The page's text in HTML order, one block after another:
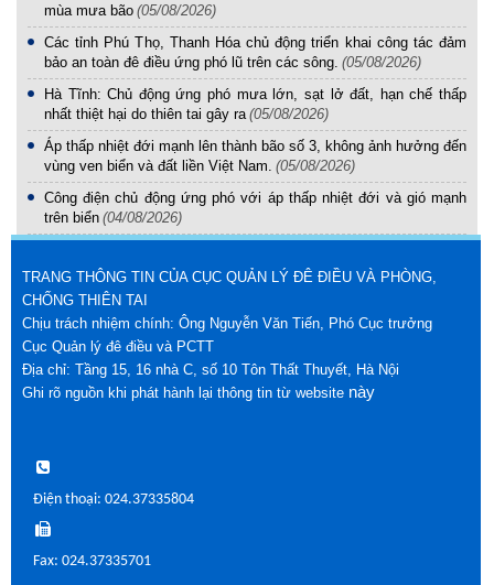
mùa mưa bão (05/08/2026)
Các tỉnh Phú Thọ, Thanh Hóa chủ động triển khai công tác đảm
bảo an toàn đê điều ứng phó lũ trên các sông. (05/08/2026)
Hà Tĩnh: Chủ động ứng phó mưa lớn, sạt lở đất, hạn chế thấp
nhất thiệt hại do thiên tai gây ra (05/08/2026)
Áp thấp nhiệt đới mạnh lên thành bão số 3, không ảnh hưởng đến
vùng ven biển và đất liền Việt Nam. (05/08/2026)
Công điện chủ động ứng phó với áp thấp nhiệt đới và gió mạnh
trên biển (04/08/2026)
TRANG THÔNG TIN CỦA CỤC QUẢN LÝ ĐÊ ĐIỀU VÀ PHÒNG,
CHỐNG THIÊN TAI
Chịu trách nhiệm chính: Ông Nguyễn Văn Tiến, Phó Cục trưởng
Cục Quản lý đê điều và PCTT
Địa chỉ: Tầng 15, 16 nhà C, số 10 Tôn Thất Thuyết, Hà Nội
Ghi rõ nguồn khi phát hành lại thông tin từ website này
Điện thoại: 024.37335804
Fax: 024.37335701